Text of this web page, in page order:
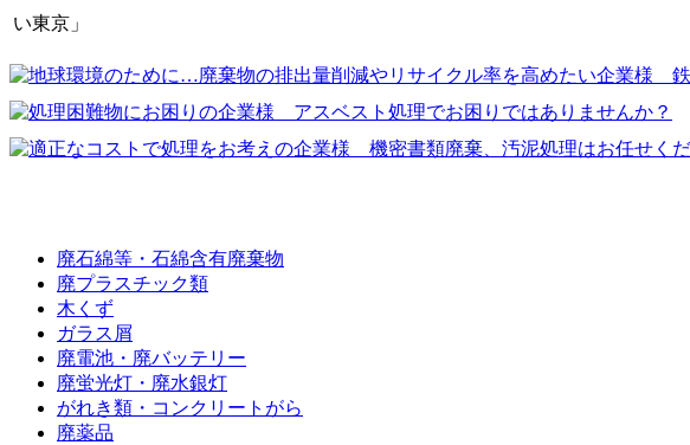
い東京」
廃石綿等・石綿含有廃棄物
廃プラスチック類
木くず
ガラス屑
廃電池・廃バッテリー
廃蛍光灯・廃水銀灯
がれき類・コンクリートがら
廃薬品